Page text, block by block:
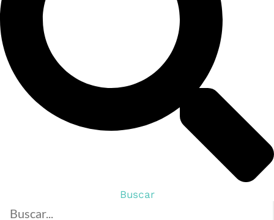
Buscar